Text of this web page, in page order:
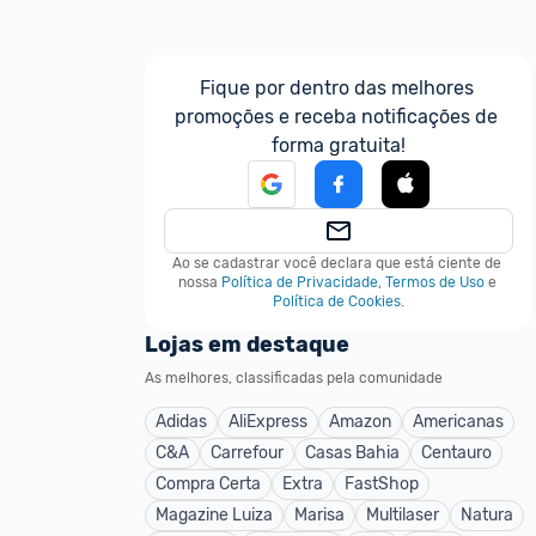
Fique por dentro das melhores
promoções e receba notificações de
forma gratuita!
Ao se cadastrar você declara que está ciente de
nossa Política de Privacidade, Termos de Uso e
Política de Cookies.
Lojas em destaque
As melhores, classificadas pela comunidade
Adidas AliExpress Amazon
Americanas
C&A
Carrefour Casas Bahia
Centauro
Compra Certa
Extra
FastShop
Magazine Luiza
Marisa Multilaser
Natura